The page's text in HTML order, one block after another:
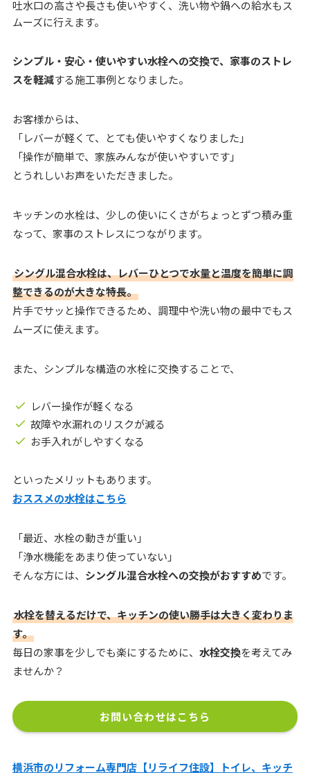
吐水口の高さや長さも使いやすく、洗い物や鍋への給水もス
ムーズに行えます。
シンプル・安心・使いやすい水栓への交換で、家事のストレ
スを軽減する施工事例となりました。
お客様からは、
「レバーが軽くて、とても使いやすくなりました」
「操作が簡単で、家族みんなが使いやすいです」
とうれしいお声をいただきました。
キッチンの水栓は、少しの使いにくさがちょっとずつ積み重
なって、家事のストレスにつながります。
シングル混合水栓は、レバーひとつで水量と温度を簡単に調
整できるのが大きな特長。
片手でサッと操作できるため、調理中や洗い物の最中でもス
ムーズに使えます。
また、シンプルな構造の水栓に交換することで、
レバー操作が軽くなる
故障や水漏れのリスクが減る
お手入れがしやすくなる
といったメリットもあります。
おススメの水栓はこちら
「最近、水栓の動きが重い」
「浄水機能をあまり使っていない」
そんな方には、 シングル混合水栓への交換がおすすめです。
水栓を替えるだけで、キッチンの使い勝手は大きく変わりま
す。
毎日の家事を少しでも楽にするために、 水栓交換を考えてみ
ませんか？
お問い合わせはこちら
横浜市のリフォーム専門店【リライフ住設】トイレ、キッチ